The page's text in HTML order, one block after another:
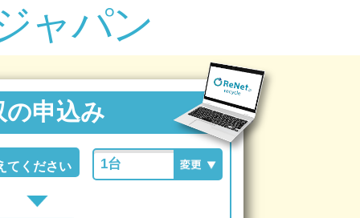
ャパン
申込み
てください